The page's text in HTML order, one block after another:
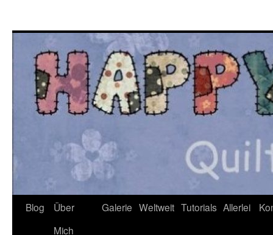
Blog
Über
Mich
Galerie Weltweit Tutorials Allerlei